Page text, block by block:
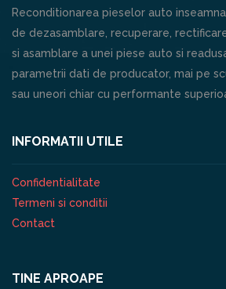
Reconditionarea pieselor auto
de dezasamblare, recuperare,
si asamblare a unei piese auto si
parametrii dati de producator, mai pe
sau uneori chiar cu performante
INFORMATII UTILE
Confidentialitate
Termeni si conditii
Contact
TINE APROAPE